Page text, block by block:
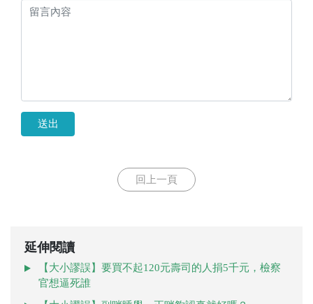
送出
回上一頁
延伸閱讀
【大小謬誤】要買不起120元壽司的人捐5千元，檢察
官想逼死誰